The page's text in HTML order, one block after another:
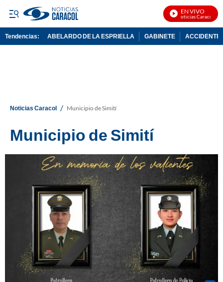
EN VIVO
Noticias Caracol En
Tendencias: ABELARDO DE LA ESPRIELLA GABINETE ACCIDENTE
Noticias Caracol / Municipio de Simití
Municipio de Simití